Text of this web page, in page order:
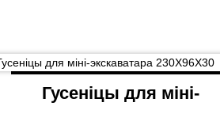
Гусеніцы для міні-